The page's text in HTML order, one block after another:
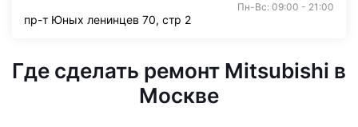
Пн-Вс: 09:00 - 21:00
пр-т Юных ленинцев 70, стр 2
Где сделать ремонт Mitsubishi в
Москве